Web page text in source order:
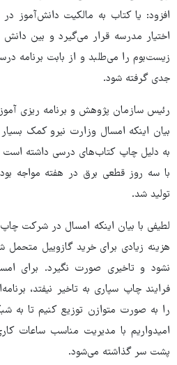
افزود: یا کتاب به مالکیت دانش‌آموز
اختیار مدرسه قرار می‌گیرد و بین
زیست‌بوم را می‌طلبد و از بابت برنامه
جدی گرفته شود.
رئیس سازمان پژوهش و برنامه ریزی
بیان اینکه امسال وزارت نیرو کمک
به دلیل چاپ کتاب‌های درسی داشته
با سه روز قطعی برق در هفته مواجه
تولید شد.
لطیفی با بیان اینکه امسال در شرکت
هزینه زیادی برای خرید گازوییل
نشود و تاخیری صورت نگیرد. برای
فرایند چاپ سپاری به تاخیر نیفتد،
را به صورت متوازن توزیع کنیم تا به
امیدواریم با مدیریت مناسب ساعات
پشت سر گذاشته می‌شود.